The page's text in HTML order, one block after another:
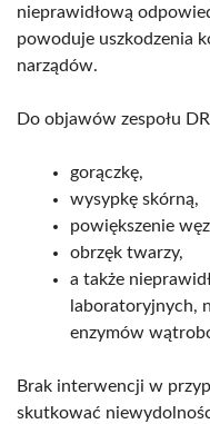
nieprawidłową
powoduje uszkodzenia
narządów.
Do objawów zespołu
gorączkę,
wysypkę skórną,
powiększenie
obrzęk twarzy,
a także
laboratoryjnych,
enzymów
Brak interwencji w
skutkować